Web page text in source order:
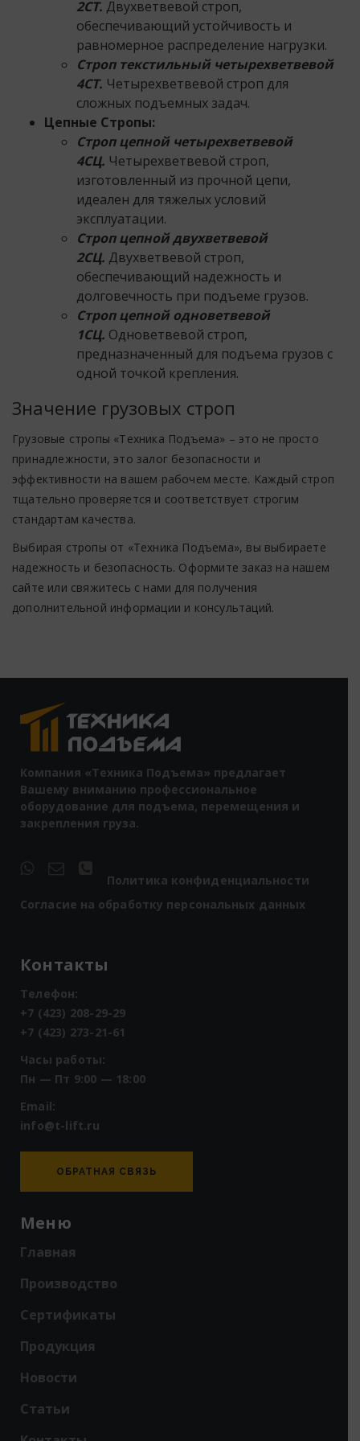
2СТ. Двухветвевой строп,
обеспечивающий устойчивость и
равномерное распределение нагрузки.
Строп текстильный четырехветвевой
4СТ. Четырехветвевой строп для
сложных подъемных задач.
Цепные Стропы:
Строп цепной четырехветвевой
4СЦ. Четырехветвевой строп,
изготовленный из прочной цепи,
идеален для тяжелых условий
эксплуатации.
Строп цепной двухветвевой
2СЦ. Двухветвевой строп,
обеспечивающий надежность и
долговечность при подъеме грузов.
Строп цепной одноветвевой
1СЦ. Одноветвевой строп,
предназначенный для подъема грузов с
одной точкой крепления.
Значение грузовых строп
Грузовые стропы «Техника Подъема» – это не просто
принадлежности, это залог безопасности и
эффективности на вашем рабочем месте. Каждый строп
тщательно проверяется и соответствует строгим
стандартам качества.
Выбирая стропы от «Техника Подъема», вы выбираете
надежность и безопасность. Оформите заказ на нашем
сайте или свяжитесь с нами для получения
дополнительной информации и консультаций.
Компания «Техника Подъема» предлагает
Вашему вниманию профессиональное
оборудование для подъема, перемещения и
закрепления груза.
Политика конфиденциальности
Согласие на обработку персональных данных
Контакты
Телефон:
+7 (423) 208-29-29
+7 (423) 273-21-61
Часы работы:
Пн — Пт 9:00 — 18:00
Email:
info@t-lift.ru
ОБРАТНАЯ СВЯЗЬ
Меню
Главная
Производство
Сертификаты
Продукция
Новости
Статьи